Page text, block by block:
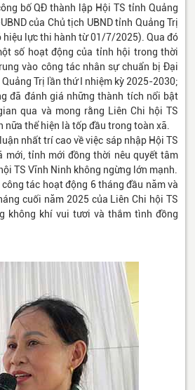
bố QĐ thành lập Hội TS tỉnh Quảng
của Chủ tịch UBND tỉnh Quảng Trị
lực thi hành từ 01/7/2025). Qua đó
số hoạt động của tỉnh hội trong thời
vào công tác nhân sự chuẩn bị Đại
Trị lần thứ I nhiệm kỳ 2025-2030;
đã đánh giá những thành tích nổi bật
qua và mong rằng Liên Chi hội TS
nữa thể hiện là tốp đầu trong toàn xã.
nhất trí cao về việc sáp nhập Hội TS
mới, tỉnh mới đồng thời nêu quyết tâm
TS Vĩnh Ninh không ngừng lớn mạnh.
tác hoạt động 6 tháng đầu năm và
cuối năm 2025 của Liên Chi hội TS
không khí vui tươi và thắm tình đồng